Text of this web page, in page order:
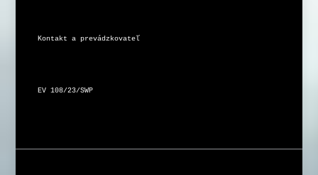
Kontakt a prevádzkovateľ
EV 108/23/SWP